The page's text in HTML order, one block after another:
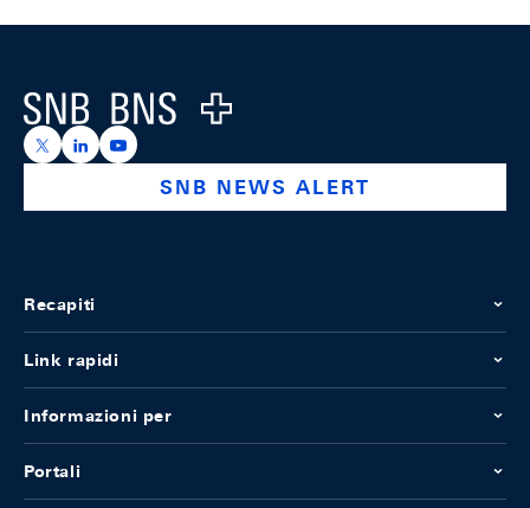
Logo
https://x.com/snb_bns
https://ch.linkedin.com/company/swiss-national-
https://www.youtube.com/@swissnationalbank
SNB NEWS ALERT
Recapiti
Link rapidi
Informazioni per
Portali